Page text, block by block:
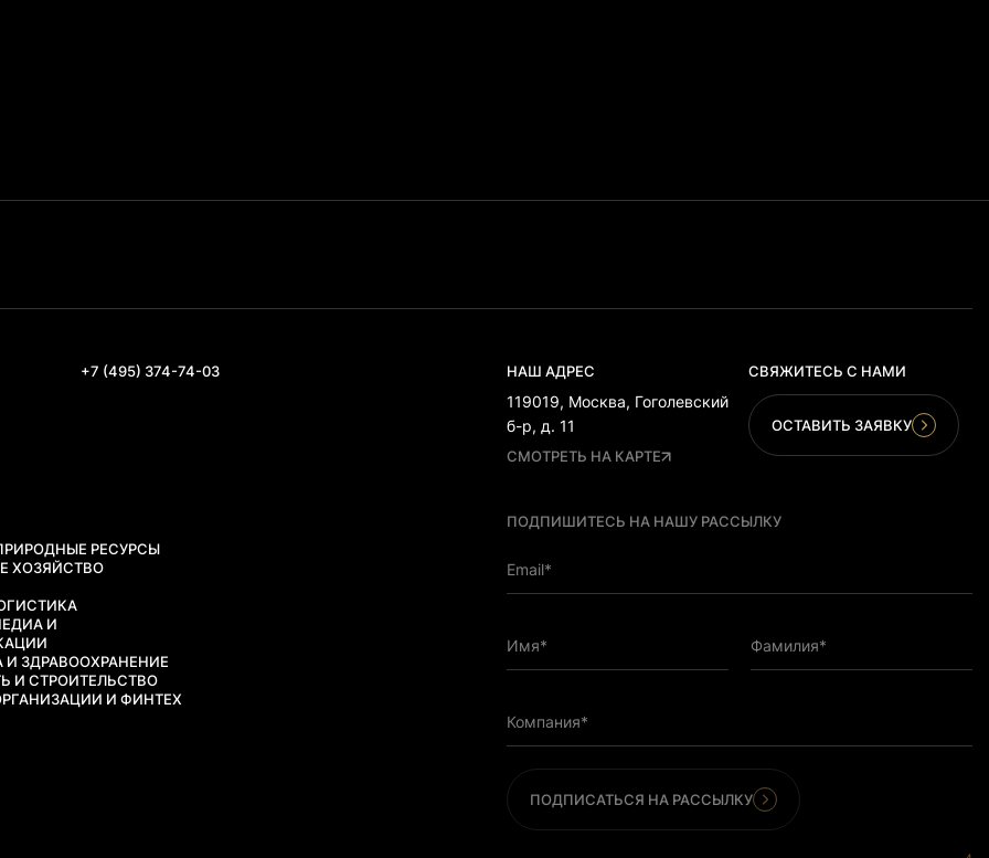
+7 (495) 374-74-03 НАШ АДРЕС
119019, Москва, Гоголевский
б-р, д. 11
СМОТРЕТЬ НА КАРТЕ
СВЯЖИТЕСЬ С НАМИ
ОСТАВИТЬ ЗАЯВКУ
РЕСУРСЫ
ХОЗЯЙСТВО
И
ЗДРАВООХРАНЕНИЕ
И СТРОИТЕЛЬСТВО
И ФИНТЕХ
ПОДПИШИТЕСЬ НА НАШУ РАССЫЛКУ
Email*
Имя* Фамилия*
Компания*
ПОДПИСАТЬСЯ НА РАССЫЛКУ